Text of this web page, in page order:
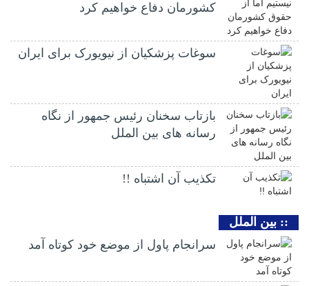
کشورمان دفاع خواهیم کرد
سوغات پزشکیان از نیویورک برای ایران
بازتاب سخنان رئیس جمهور از نگاه
رسانه های بین الملل
تکذیب آن اشتباه !!
:: بین الملل
سرانجام پاول از موضع خود کوتاه آمد